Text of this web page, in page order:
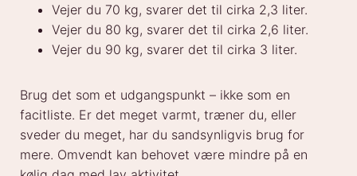
Vejer du 70 kg, svarer det til cirka 2,3 liter.
Vejer du 80 kg, svarer det til cirka 2,6 liter.
Vejer du 90 kg, svarer det til cirka 3 liter.
Brug det som et udgangspunkt – ikke som en
facitliste. Er det meget varmt, træner du, eller
sveder du meget, har du sandsynligvis brug for
mere. Omvendt kan behovet være mindre på en